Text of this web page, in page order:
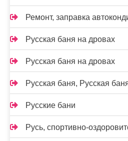
Ремонт, заправка
Русская баня на дровах
Русская баня на дровах
Русская баня, Русская
Русские бани
Русь, спортивно-